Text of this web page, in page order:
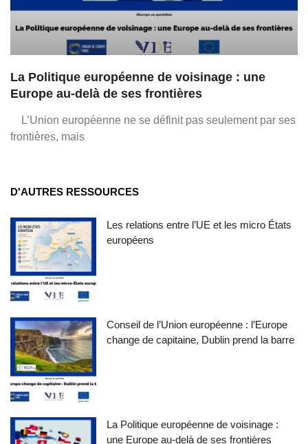
La Politique européenne de voisinage : une
Europe au-delà de ses frontières
L’Union européenne ne se définit pas seulement par ses
frontières, mais
D'AUTRES RESSOURCES
Les relations entre l’UE et les micro États
européens
Conseil de l’Union européenne : l’Europe
change de capitaine, Dublin prend la barre
La Politique européenne de voisinage :
une Europe au-delà de ses frontières